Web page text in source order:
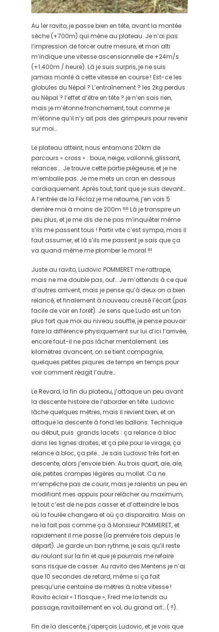
Au 1er ravito, je passe bien en tête, avant la montée
sèche (+700m) qui mène au plateau. Je n’ai pas
l’impression de forcer outre mesure, et mon alti
m’indique une vitesse ascensionnelle de +24m/s
(+1.400m / heure). Là je suis surpris, je ne suis
jamais monté à cette vitesse en course ! Est-ce les
globules du Népal ? L’entraînement ? les 2kg perdus
au Népal ? l’effet d’être en tête ? je n’en sais rien,
mais je m’étonne franchement, tout comme je
m’étonne qu’il n’y ait pas des grimpeurs pour revenir
sur moi…
Le plateau atteint, nous entamons 20km de
parcours « cross » : boue, neige, vallonné, glissant,
relances… Je trouve cette partie piégeuse, et je ne
m’emballe pas. Je me mets un cran en dessous
cardiaquement. Après tout, tant que je suis devant…
A l’entrée de la Féclaz je me retourne, j’en vois 5
derrière moi à moins de 200m !!!! Là je transpire un
peu plus, et je me dis de ne pas m’inquiéter même
s’ils me passent tous ! Partir vite c’est sympa, mais il
faut assumer, et là s’ils me passent je sais que ça
va quand même me plomber le moral !!!
Juste au ravito, Ludovic POMMERET me rattrape,
mais ne me double pas, ouf… Je m’attends à ce que
d’autres arrivent, mais je pense qu’à deux on a bien
relancé, et finalement à nouveau creusé l’écart (pas
facile de voir en forêt). Je sens que Ludo est un ton
plus fort que moi au niveau souffle, je pense pouvoir
faire la différence physiquement sur lui d’ici l’arrivée,
encore faut-il ne pas lâcher mentalement. Les
kilomètres avancent, on se tient compagnie,
quelques petites piqures de temps en temps pour
voir comment réagit l’autre…
Le Revard, la fin du plateau, j’attaque un peu avant
la descente histoire de l’aborder en tête. Ludovic
lâche quelques mètres, mais il revient bien, et on
attaque la descente à fond les ballons. Technique
au début, puis grands lacets : ça relance à bloc
dans les lignes droites, et ça pile pour le virage, ça
relance à bloc, ça pile… Je sais Ludovic très fort en
descente, alors j’envoie bien. Au trois quart, aïe, aïe,
aïe, petites crampes légères au mollet. Ca ne
m’empêche pas de courir, mais je ralentis un peu en
modifiant mes appuis pour relâcher au maximum,
le tout c’est de ne pas casser et d’atteindre le bas
où la foulée changera et où ça disparaitra. Mais on
ne la fait pas comme ça à Monsieur POMMERET, et
rapidement il me passe (la première fois depuis le
départ). Je garde un bon rythme, je sais qu’il reste
du roulant sur la fin et que je pourrais me refaire
sans risque de casser. Au ravito des Mentens je n’ai
que 10 secondes de retard, même si ça fait
presqu’une centaine de mètres à notre vitesse !
Ravito éclair « 1 flasque », Fred me la tends au
passage, ravitaillement en vol, du grand art… ( !!).
Fin de la descente, j’aperçois Ludovic, et je vois que